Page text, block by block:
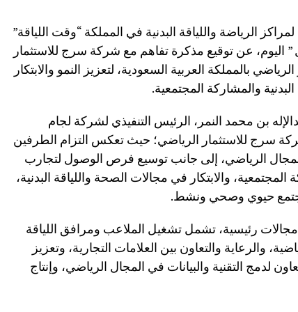
الرياضة واللياقة البدنية في المملكة “وقت اللياقة”
” اليوم، عن توقيع مذكرة تفاهم مع شركة سرج للاستثمار
بالمملكة العربية السعودية، لتعزيز النمو والابتكار
والمشاركة المجتمعية.
بن محمد النمر، الرئيس التنفيذي لشركة لجام
سرج للاستثمار الرياضي؛ حيث تعكس التزام الطرفين
الرياضي، إلى جانب توسيع فرص الوصول لتجارب
والابتكار في مجالات الصحة واللياقة البدنية،
مجالات رئيسية، تشمل تشغيل الملاعب ومرافق اللياقة
والرعاية والتعاون بين العلامات التجارية، وتعزيز
لدمج التقنية والبيانات في المجال الرياضي، وإنتاج